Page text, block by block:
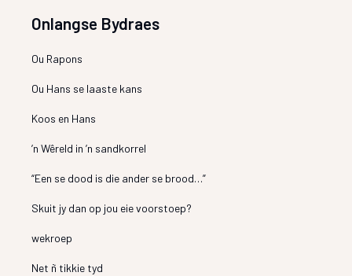
Onlangse Bydraes
Ou Rapons
Ou Hans se laaste kans
Koos en Hans
’n Wêreld in ’n sandkorrel
“Een se dood is die ander se brood…”
Skuit jy dan op jou eie voorstoep?
wekroep
Net ñ tikkie tyd